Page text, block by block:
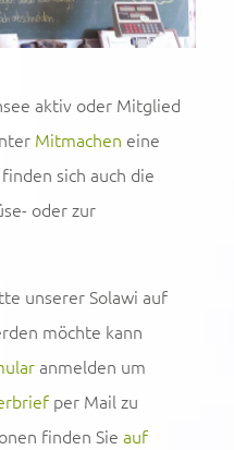
aktiv oder Mitglied
Mitmachen eine
sich auch die
oder zur
unserer Solawi auf
möchte kann
anmelden um
per Mail zu
finden Sie auf